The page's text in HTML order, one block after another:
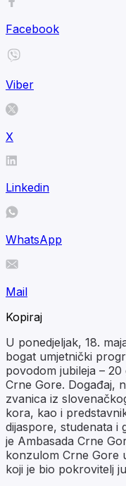
Facebook
Viber
X
Linkedin
WhatsApp
Mail
Kopiraj
U ponedjeljak, 18.
bogat umjetnički
povodom jubileja –
Crne Gore. Događaj,
zvanica iz
kora, kao i
dijaspore, studenata i
je Ambasada Crne
konzulom Crne Gore
koji je bio pokrovitelj